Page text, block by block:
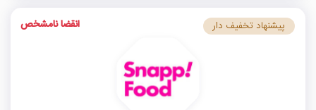
پیشنهاد تخفیف دار انقضا نامشخص